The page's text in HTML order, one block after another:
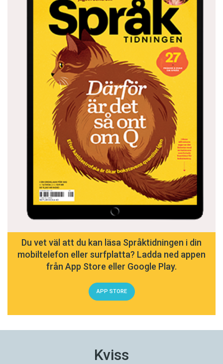
Du vet väl att du kan läsa Språktidningen i din
mobiltelefon eller surfplatta? Ladda ned appen
från App Store eller Google Play.
APP STORE
Kviss